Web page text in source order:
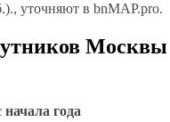
уточняют в bnMAP.pro.
Москвы
года